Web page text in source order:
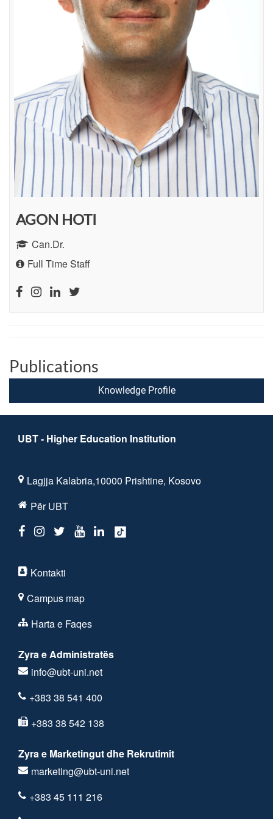
AGON HOTI
Can.Dr.
Full Time Staff
Publications
Knowledge Profile
UBT - Higher Education Institution
Lagjja Kalabria,10000 Prishtine, Kosovo
Për UBT
Kontakti
Campus map
Harta e Faqes
Zyra e Administratës
info@ubt-uni.net
+383 38 541 400
+383 38 542 138
Zyra e Marketingut dhe Rekrutimit
marketing@ubt-uni.net
+383 45 111 216